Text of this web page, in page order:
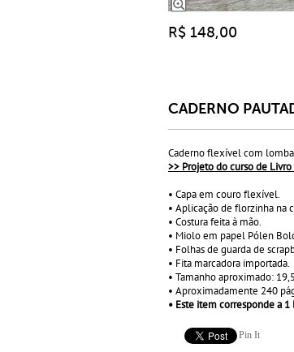
R$ 148,00
CADERNO
Caderno flexível com
>> Projeto do curso de
• Capa em couro flexível.
• Aplicação de florzinha na
• Costura feita à mão.
• Miolo em papel Pólen
• Folhas de guarda de
• Fita marcadora importada.
• Tamanho aproximado:
• Aproximadamente 240
• Este item corresponde a 1
Pin It